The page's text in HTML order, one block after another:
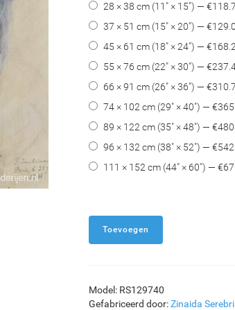
28 × 38 cm (11" × 15") — €
37 × 51 cm (15" × 20") — €
45 × 61 cm (18" × 24") — €
55 × 76 cm (22" × 30") — €
66 × 91 cm (26" × 36") — €
74 × 102 cm (29" × 40") — €
89 × 122 cm (35" × 48") — €
96 × 132 cm (38" × 52") — €
111 × 152 cm (44" × 60") — €
Model: RS129740
Gefabriceerd door:Zinaida